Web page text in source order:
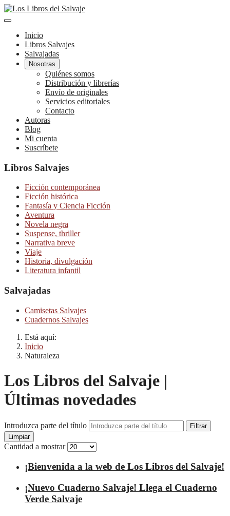
Inicio
Libros Salvajes
Salvajadas
Nosotras
Quiénes somos
Distribución y librerías
Envío de originales
Servicios editoriales
Contacto
Autoras
Blog
Mi cuenta
Suscríbete
Libros Salvajes
Ficción contemporánea
Ficción histórica
Fantasía y Ciencia Ficción
Aventura
Novela negra
Suspense, thriller
Narrativa breve
Viaje
Historia, divulgación
Literatura infantil
Salvajadas
Camisetas Salvajes
Cuadernos Salvajes
Está aquí:
Inicio
Naturaleza
Los Libros del Salvaje |
Últimas novedades
Introduzca parte del título
Filtrar
Limpiar
Cantidad a mostrar
¡Bienvenida a la web de Los Libros del Salvaje!
¡Nuevo Cuaderno Salvaje! Llega el Cuaderno
Verde Salvaje